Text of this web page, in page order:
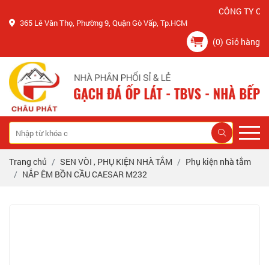
CÔNG TY CHÂU
365 Lê Văn Thọ, Phường 9, Quận Gò Vấp, Tp.HCM
(0) Giỏ hàng
Trang chủ SEN VÒI , PHỤ KIỆN NHÀ TẮM
Phụ kiện nhà tắm
NẮP ÊM BỒN CẦU CAESAR M232